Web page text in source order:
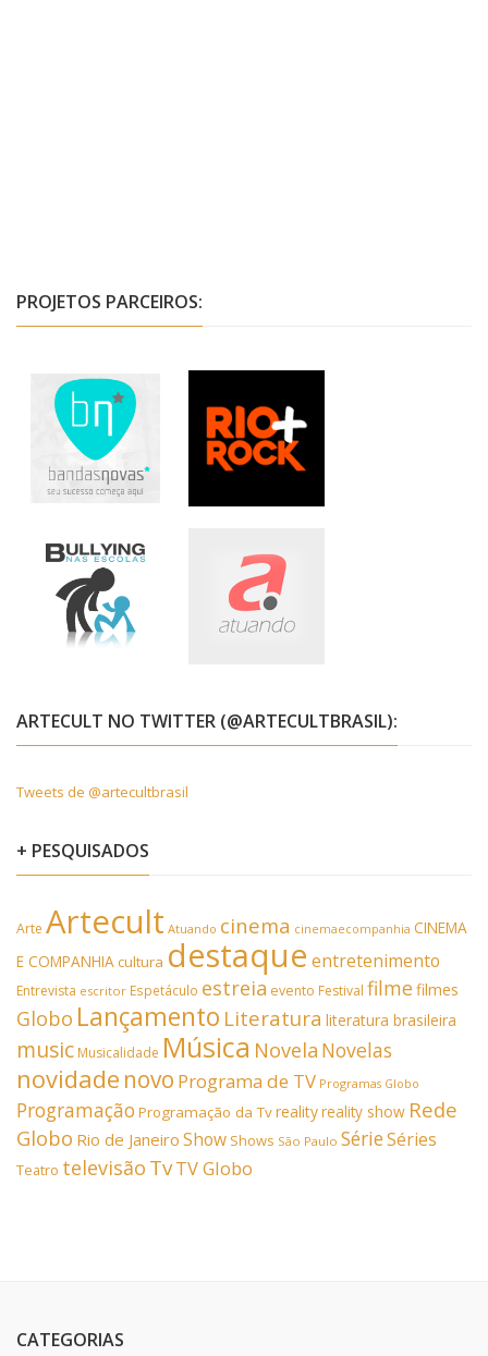
PROJETOS PARCEIROS:
ARTECULT NO TWITTER (@ARTECULTBRASIL):
Tweets de @artecultbrasil
+ PESQUISADOS
Arte Artecult Atuando cinema cinemaecompanhia CINEMA
E COMPANHIAcultura destaque entretenimento
Entrevista escritor Espetáculo estreia evento Festival filmefilmes
Globo Lançamento Literatura literatura brasileira
music Musicalidade Música Novela Novelas
novidade novo Programa de TV Programas Globo
Programação Programação da Tvrealityreality show Rede
Globo Rio de Janeiro Show Shows São Paulo SérieSéries
Teatro televisão TvTV Globo
CATEGORIAS